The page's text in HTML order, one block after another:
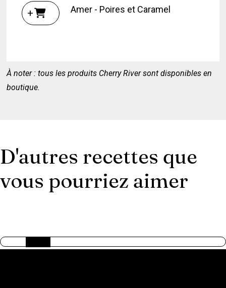
+ Amer - Poires et Caramel
À noter : tous les produits Cherry River sont disponibles en
boutique.
D'autres recettes que
vous pourriez aimer
AMERICAN TRILOGY